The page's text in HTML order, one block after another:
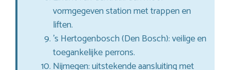
vormgegeven station met trappen en
liften.
’s Hertogenbosch (Den Bosch): veilige en
toegankelijke perrons.
Nijmegen: uitstekende aansluiting met